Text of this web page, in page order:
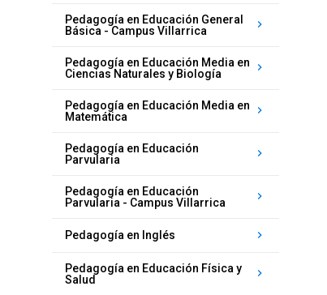
Pedagogía en Educación General
Básica - Campus Villarrica
keyboard_arrow_right
Pedagogía en Educación Media en
Ciencias Naturales y Biología
keyboard_arrow_right
Pedagogía en Educación Media en
Matemática
keyboard_arrow_right
Pedagogía en Educación
Parvularia
keyboard_arrow_right
Pedagogía en Educación
Parvularia - Campus Villarrica
keyboard_arrow_right
Pedagogía en Inglés keyboard_arrow_right
Pedagogía en Educación Física y
Salud
keyboard_arrow_right